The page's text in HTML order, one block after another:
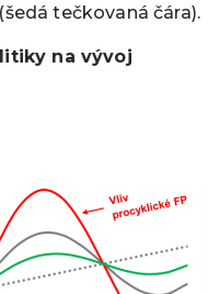
tečkovaná čára).
na vývoj